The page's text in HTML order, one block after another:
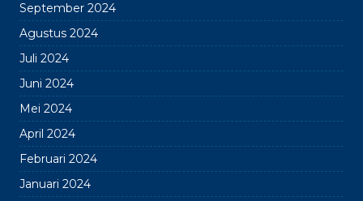
September 2024
Agustus 2024
Juli 2024
Juni 2024
Mei 2024
April 2024
Februari 2024
Januari 2024